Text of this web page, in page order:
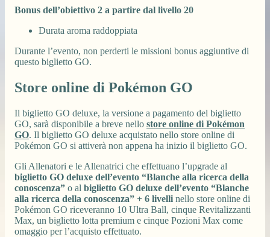
Bonus dell’obiettivo 2 a partire dal livello 20
Durata aroma raddoppiata
Durante l’evento, non perderti le missioni bonus aggiuntive di
questo biglietto GO.
Store online di Pokémon GO
Il biglietto GO deluxe, la versione a pagamento del biglietto
GO, sarà disponibile a breve nello store online di Pokémon
GO. Il biglietto GO deluxe acquistato nello store online di
Pokémon GO si attiverà non appena ha inizio il biglietto GO.
Gli Allenatori e le Allenatrici che effettuano l’upgrade al
biglietto GO deluxe dell’evento “Blanche alla ricerca della
conoscenza” o al biglietto GO deluxe dell’evento “Blanche
alla ricerca della conoscenza” + 6 livelli nello store online di
Pokémon GO riceveranno 10 Ultra Ball, cinque Revitalizzanti
Max, un biglietto lotta premium e cinque Pozioni Max come
omaggio per l’acquisto effettuato.